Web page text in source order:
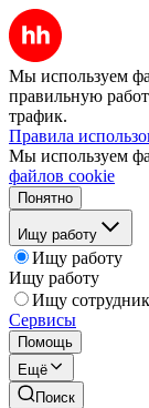
Мы используем
правильную
трафик.
Правила
Мы используем
файлов cookie
Понятно
Ищу работу
Ищу работу
Ищу работу
Ищу
Сервисы
Помощь
Ещё
Поиск